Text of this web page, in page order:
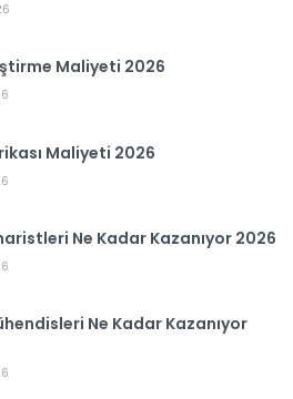
Maliyeti 2026
Maliyeti 2026
Ne Kadar Kazanıyor 2026
Ne Kadar Kazanıyor